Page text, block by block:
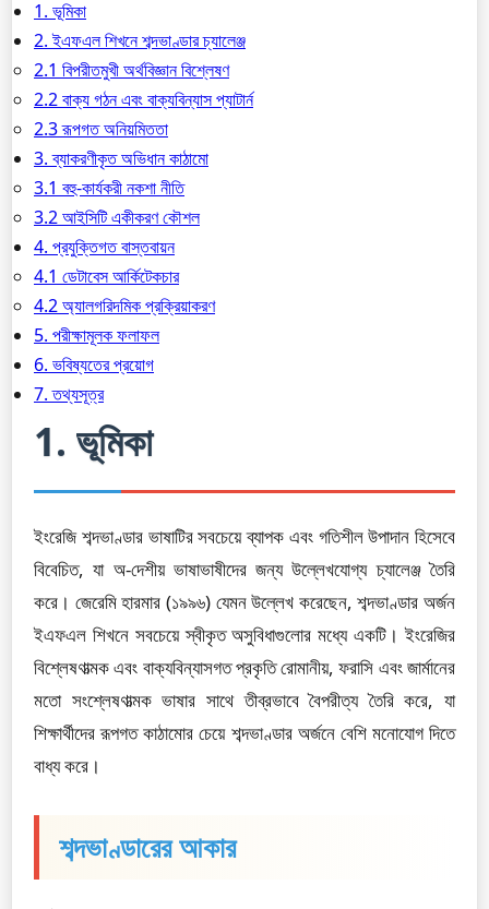
1. ভূমিকা
2. ইএফএল শিখনে শব্দভাণ্ডার চ্যালেঞ্জ
2.1 বিপরীতমুখী অর্থবিজ্ঞান বিশ্লেষণ
2.2 বাক্য গঠন এবং বাক্যবিন্যাস প্যাটার্ন
2.3 রূপগত অনিয়মিততা
3. ব্যাকরণীকৃত অভিধান কাঠামো
3.1 বহু-কার্যকরী নকশা নীতি
3.2 আইসিটি একীকরণ কৌশল
4. প্রযুক্তিগত বাস্তবায়ন
4.1 ডেটাবেস আর্কিটেকচার
4.2 অ্যালগরিদমিক প্রক্রিয়াকরণ
5. পরীক্ষামূলক ফলাফল
6. ভবিষ্যতের প্রয়োগ
7. তথ্যসূত্র
1. ভূমিকা
ইংরেজি শব্দভাণ্ডার ভাষাটির সবচেয়ে ব্যাপক এবং গতিশীল উপাদান হিসেবে
বিবেচিত, যা অ-দেশীয় ভাষাভাষীদের জন্য উল্লেখযোগ্য চ্যালেঞ্জ তৈরি
করে। জেরেমি হারমার (১৯৯৬) যেমন উল্লেখ করেছেন, শব্দভাণ্ডার অর্জন
ইএফএল শিখনে সবচেয়ে স্বীকৃত অসুবিধাগুলোর মধ্যে একটি। ইংরেজির
বিশ্লেষণাত্মক এবং বাক্যবিন্যাসগত প্রকৃতি রোমানীয়, ফরাসি এবং জার্মানের
মতো সংশ্লেষণাত্মক ভাষার সাথে তীব্রভাবে বৈপরীত্য তৈরি করে, যা
শিক্ষার্থীদের রূপগত কাঠামোর চেয়ে শব্দভাণ্ডার অর্জনে বেশি মনোযোগ দিতে
বাধ্য করে।
শব্দভাণ্ডারের আকার